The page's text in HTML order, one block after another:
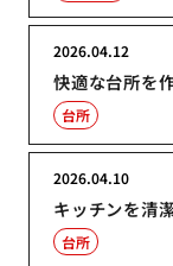
快適な台所を
2026.04.12
台所
キッチンを清
2026.04.10
台所